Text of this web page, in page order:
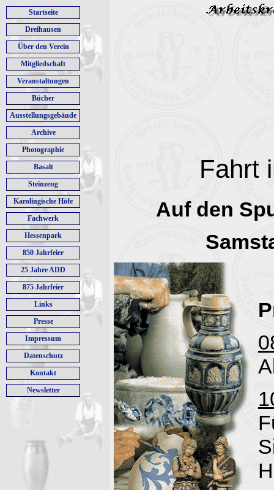
Startseite
Dreihausen
Über den Verein
Mitgliedschaft
Veranstaltungen
Bücher
Ausstellungsgebäude
Archive
Photographie
Basalt
Steinzeug
Karolingische Höfe
Fachwerk
Hessenpark
850 Jahrfeier
25 Jahre ADD
875 Jahrfeier
Links
Presse
Impressum
Datenschutz
Kontakt
Newsletter
Fahrt
Auf den